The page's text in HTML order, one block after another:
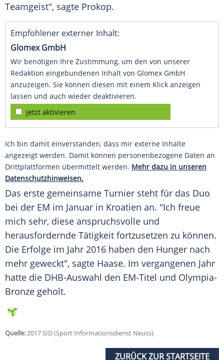
Teamgeist", sagte Prokop.
Empfohlener externer Inhalt:
Glomex GmbH
Wir benötigen Ihre Zustimmung, um den von unserer
Redaktion eingebundenen Inhalt von Glomex GmbH
anzuzeigen. Sie können diesen mit einem Klick anzeigen
lassen und auch wieder deaktivieren.
jetzt aktivieren
Ich bin damit einverstanden, dass mir externe Inhalte
angezeigt werden. Damit können personenbezogene Daten an
Drittplattformen übermittelt werden. Mehr dazu in unseren
Datenschutzhinweisen.
Das erste gemeinsame Turnier steht für das Duo
bei der EM im Januar in Kroatien an. "Ich freue
mich sehr, diese anspruchsvolle und
herausfordernde Tätigkeit fortzusetzen zu können.
Die Erfolge im Jahr 2016 haben den Hunger nach
mehr geweckt", sagte Haase. Im vergangenen Jahr
hatte die DHB-Auswahl den EM-Titel und Olympia-
Bronze geholt.
Quelle:2017 SID (Sport Informationsdienst Neuss)
ZURÜCK ZUR STARTSEITE